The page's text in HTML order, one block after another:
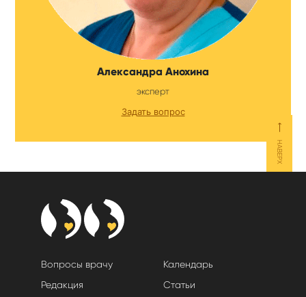
Александра Анохина
эксперт
Задать вопрос
⟵
НАВЕРХ
Вопросы врачу
Редакция
Календарь
Статьи